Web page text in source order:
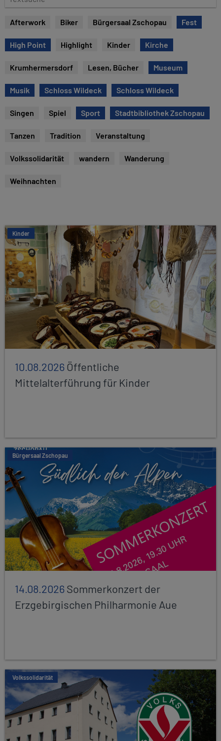
e
s
u
e
Afterwork Biker Bürgersaal Zschopau Fest
High Point Highlight Kinder Kirche
Krumhermersdorf Lesen, Bücher Museum
Musik Schloss Wildeck Schloss Wildeck
Singen Spiel Sport Stadtbibliothek Zschopau
Tanzen Tradition Veranstaltung
Volkssolidarität wandern Wanderung
Weihnachten
Kinder
10.08.2026Öffentliche
Mittelalterführung für Kinder
Bürgersaal Zschopau
14.08.2026Sommerkonzert der
Erzgebirgischen Philharmonie Aue
Volkssolidarität